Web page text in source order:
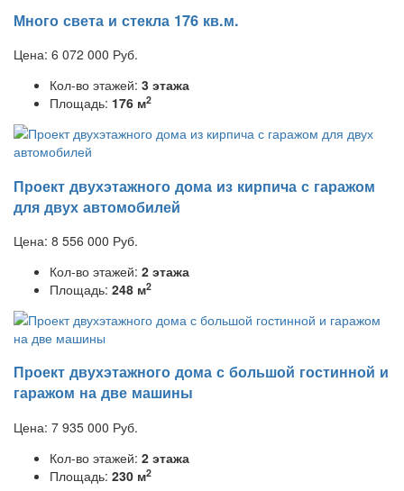
Много света и стекла 176 кв.м.
Цена: 6 072 000 Руб.
Кол-во этажей: 3 этажа
Площадь: 176 м2
Проект двухэтажного дома из кирпича с гаражом
для двух автомобилей
Цена: 8 556 000 Руб.
Кол-во этажей: 2 этажа
Площадь: 248 м2
Проект двухэтажного дома с большой гостинной и
гаражом на две машины
Цена: 7 935 000 Руб.
Кол-во этажей: 2 этажа
Площадь: 230 м2